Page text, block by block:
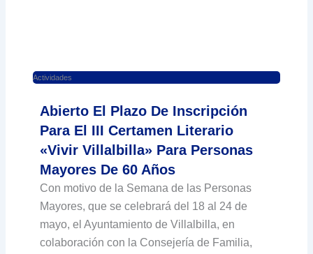
Actividades
Abierto El Plazo De Inscripción
Para El III Certamen Literario
«Vivir Villalbilla» Para Personas
Mayores De 60 Años
Con motivo de la Semana de las Personas
Mayores, que se celebrará del 18 al 24 de
mayo, el Ayuntamiento de Villalbilla, en
colaboración con la Consejería de Familia,